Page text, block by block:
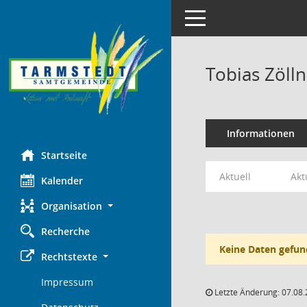
Startseite
Kalender
Organisation
Recherche
Rechtstexte
Impressum
Toggle navigation
Tobias
Informationen
Aktuell
Keine Daten
Letzte Änderung: